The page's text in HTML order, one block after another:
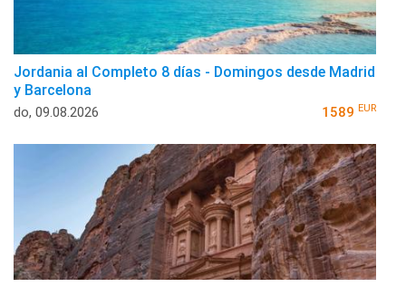
Jordania al Completo 8 días - Domingos desde Madrid
y Barcelona
do, 09.08.2026 1589 EUR